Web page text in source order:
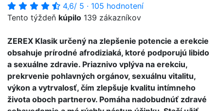
4,6/ 5 · 105 hodnotení
Tento týždeň kúpilo 139 zákazníkov
ZEREX Klasik určený na zlepšenie potencie a erekcie
obsahuje prírodné afrodiziaká, ktoré podporujú libido
a sexuálne zdravie. Priaznivo vplýva na erekciu,
prekrvenie pohlavných orgánov, sexuálnu vitalitu,
výkon a vytrvalosť, čím zlepšuje kvalitu intímneho
života oboch partnerov. Pomáha nadobudnúť zdravé